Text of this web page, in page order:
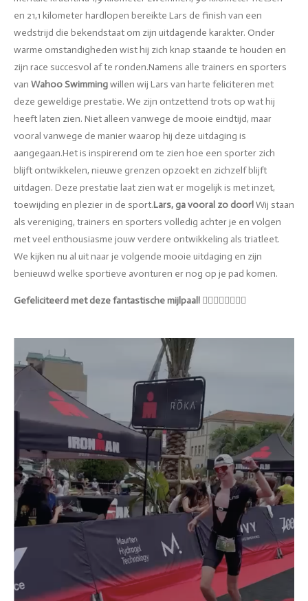
en 21,1 kilometer hardlopen bereikte Lars de finish van een
wedstrijd die bekendstaat om zijn uitdagende karakter. Onder
warme omstandigheden wist hij zich knap staande te houden en
zijn race succesvol af te ronden.Namens alle trainers en sporters
van Wahoo Swimmingwillen wij Lars van harte feliciteren met
deze geweldige prestatie. We zijn ontzettend trots op wat hij
heeft laten zien. Niet alleen vanwege de mooie eindtijd, maar
vooral vanwege de manier waarop hij deze uitdaging is
aangegaan.Het is inspirerend om te zien hoe een sporter zich
blijft ontwikkelen, nieuwe grenzen opzoekt en zichzelf blijft
uitdagen. Deze prestatie laat zien wat er mogelijk is met inzet,
toewijding en plezier in de sport.Lars, ga vooral zo door!Wij staan
als vereniging, trainers en sporters volledig achter je en volgen
met veel enthousiasme jouw verdere ontwikkeling als triatleet.
We kijken nu al uit naar je volgende mooie uitdaging en zijn
benieuwd welke sportieve avonturen er nog op je pad komen.
Gefeliciteerd met deze fantastische mijlpaal! 🏊‍♂️🚴‍♂️🏃‍♂️💪🏅